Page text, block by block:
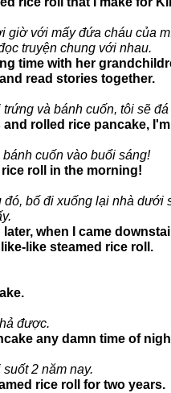
giờ với mấy đứa cháu của
truyện chung với nhau.
time with her
read stories together.
và bánh cuốn, tôi sẽ đá
and rolled rice pancake,
cuốn vào buổi sáng!
roll in the morning!
bố đi xuống lại nhà dưới
later, when I came
like steamed rice roll.
được.
any damn time of
2 năm nay.
rice roll for two years.